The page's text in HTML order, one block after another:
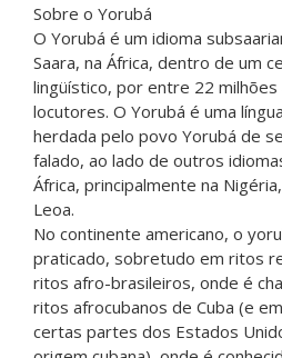
Sobre o Yorubá
O Yorubá é um idioma
Saara, na África, dentro de um
lingüístico, por entre 22
locutores. O Yorubá é uma
herdada pelo povo Yorubá de
falado, ao lado de outros
África, principalmente na
Leoa.
No continente americano, o
praticado, sobretudo em ritos
ritos afro-brasileiros, onde é
ritos afrocubanos de Cuba (e
certas partes dos Estados